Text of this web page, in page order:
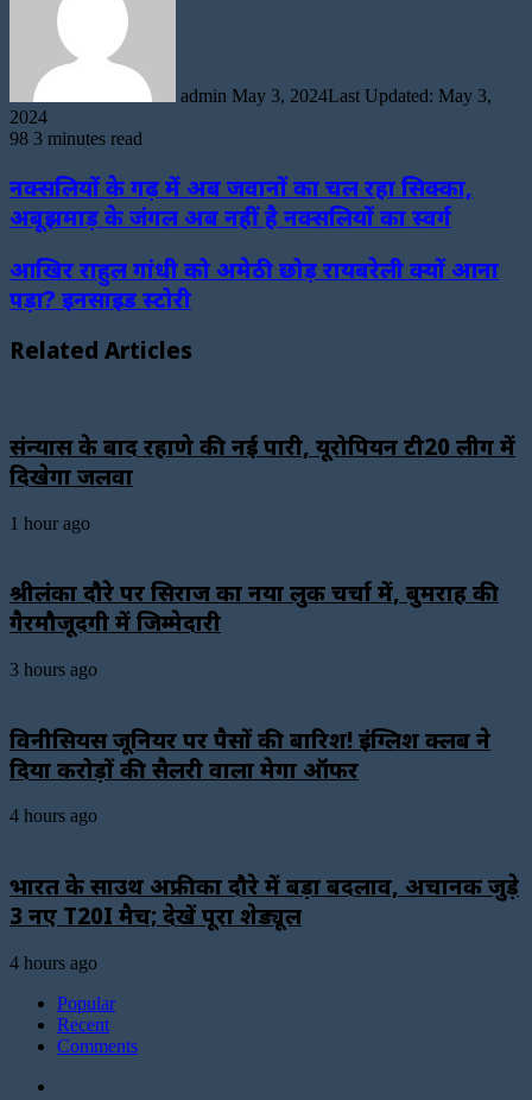
admin May 3, 2024Last Updated: May 3,
2024
98 3 minutes read
नक्सलियों के गढ़ में अब जवानों का चल रहा सिक्का,
अबूझमाड़ के जंगल अब नहीं है नक्सलियों का स्वर्ग
आखिर राहुल गांधी को अमेठी छोड़ रायबरेली क्यों आना
पड़ा? इनसाइड स्टोरी
Related Articles
संन्यास के बाद रहाणे की नई पारी, यूरोपियन टी20 लीग में
दिखेगा जलवा
1 hour ago
श्रीलंका दौरे पर सिराज का नया लुक चर्चा में, बुमराह की
गैरमौजूदगी में जिम्मेदारी
3 hours ago
विनीसियस जूनियर पर पैसों की बारिश! इंग्लिश क्लब ने
दिया करोड़ों की सैलरी वाला मेगा ऑफर
4 hours ago
भारत के साउथ अफ्रीका दौरे में बड़ा बदलाव, अचानक जुड़े
3 नए T20I मैच; देखें पूरा शेड्यूल
4 hours ago
Popular
Recent
Comments